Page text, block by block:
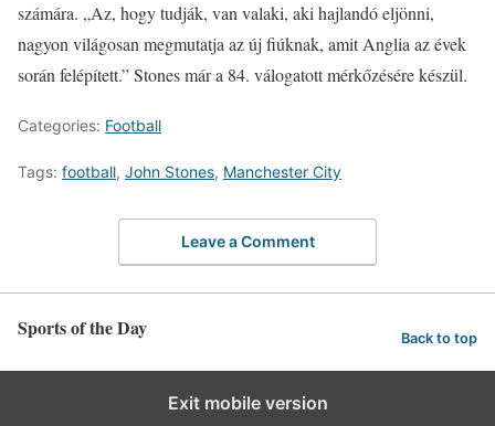
számára. „Az, hogy tudják, van valaki, aki hajlandó eljönni,
nagyon világosan megmutatja az új fiúknak, amit Anglia az évek
során felépített.” Stones már a 84. válogatott mérkőzésére készül.
Categories: Football
Tags: football, John Stones, Manchester City
Leave a Comment
Sports of the Day Back to top
Exit mobile version